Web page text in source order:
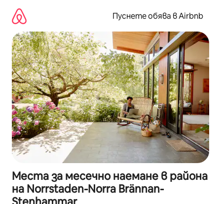
съдържанието
Пуснете обява в Airbnb
Места за месечно наемане в района
на Norrstaden-Norra Brännan-